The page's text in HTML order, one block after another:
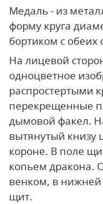
Медаль - из
форму круга
бортиком с обеих
На лицевой
одноцветное
распростертыми
перекрещенные
дымовой факел.
вытянутый книзу
короне. В поле
копьем дракона.
венком, в нижней
щит.